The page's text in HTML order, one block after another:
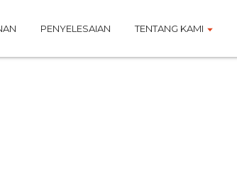
PENYELESAIAN TENTANG KAMI